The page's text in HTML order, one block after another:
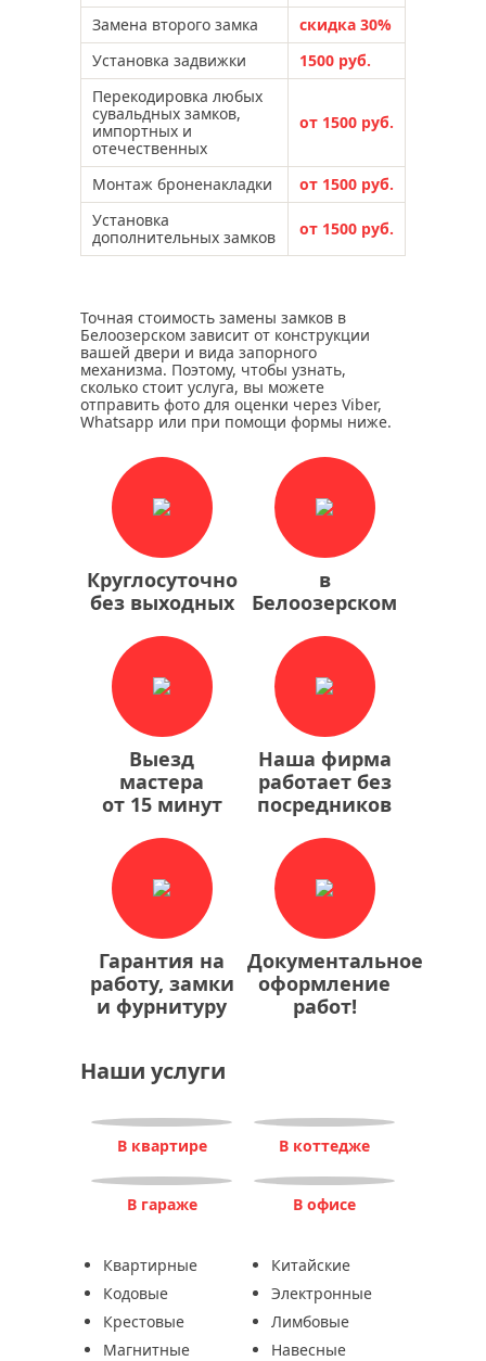
Замена второго замка
скидка 30%
Установка задвижки
1500 руб.
Перекодировка любых
сувальдных замков,
импортных и
отечественных
от 1500 руб.
Монтаж броненакладки
от 1500 руб.
Установка
дополнительных замков
от 1500 руб.
Точная стоимость замены замков в
Белоозерском зависит от конструкции
вашей двери и вида запорного
механизма. Поэтому, чтобы узнать,
сколько стоит услуга, вы можете
отправить фото для оценки через Viber,
Whatsapp или при помощи формы ниже.
Круглосуточно
без выходных
в
Белоозерском
Выезд
мастера
от 15 минут
Наша фирма
работает без
посредников
Гарантия на
работу, замки
и фурнитуру
Документальное
оформление
работ!
Наши услуги
В квартире В коттедже
В гараже В офисе
Квартирные
Китайские
Кодовые
Электронные
Крестовые
Лимбовые
Магнитные
Навесные